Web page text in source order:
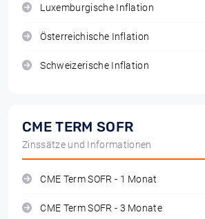
Luxemburgische Inflation
Österreichische Inflation
Schweizerische Inflation
CME TERM SOFR
Zinssätze und Informationen
CME Term SOFR - 1 Monat
CME Term SOFR - 3 Monate